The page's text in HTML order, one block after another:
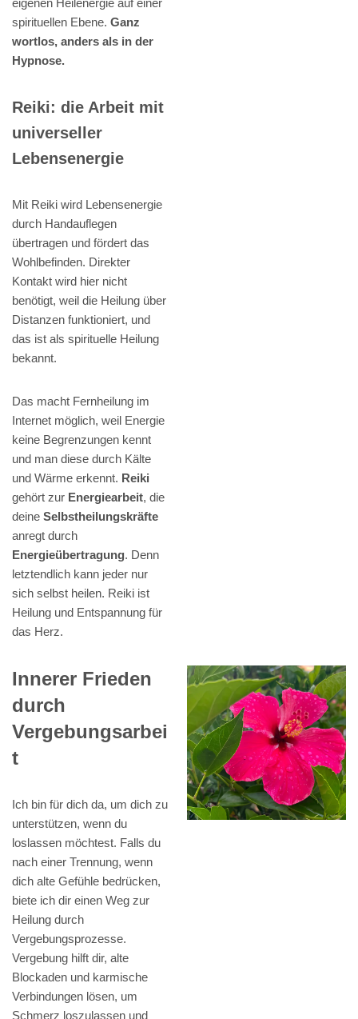
eigenen Heilenergie auf einer
spirituellen Ebene. Ganz
wortlos, anders als in der
Hypnose.
Reiki: die Arbeit mit
universeller
Lebensenergie
Mit Reiki wird Lebensenergie
durch Handauflegen
übertragen und fördert das
Wohlbefinden. Direkter
Kontakt wird hier nicht
benötigt, weil die Heilung über
Distanzen funktioniert, und
das ist als spirituelle Heilung
bekannt.
Das macht Fernheilung im
Internet möglich, weil Energie
keine Begrenzungen kennt
und man diese durch Kälte
und Wärme erkennt. Reiki
gehört zur Energiearbeit, die
deine Selbstheilungskräfte
anregt durch
Energieübertragung. Denn
letztendlich kann jeder nur
sich selbst heilen. Reiki ist
Heilung und Entspannung für
das Herz.
Innerer Frieden
durch
Vergebungsarbei
t
Ich bin für dich da, um dich zu
unterstützen, wenn du
loslassen möchtest. Falls du
nach einer Trennung, wenn
dich alte Gefühle bedrücken,
biete ich dir einen Weg zur
Heilung durch
Vergebungsprozesse.
Vergebung hilft dir, alte
Blockaden und karmische
Verbindungen lösen, um
Schmerz loszulassen und